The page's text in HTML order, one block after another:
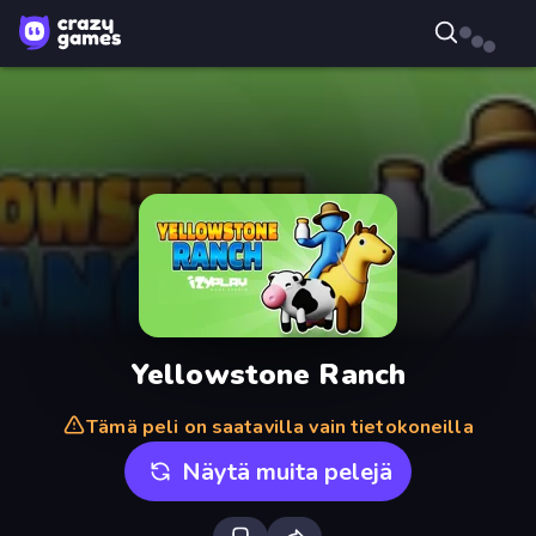
Yellowstone Ranch
Tämä peli on saatavilla vain tietokoneilla
Näytä muita pelejä